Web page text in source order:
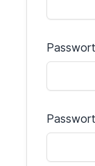
Passwort